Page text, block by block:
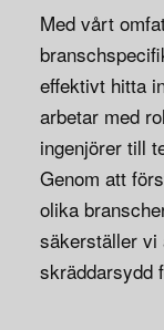
Med vårt
effektivt hitta
arbetar med
ingenjörer till
Genom att
olika
säkerställer
skräddarsydd